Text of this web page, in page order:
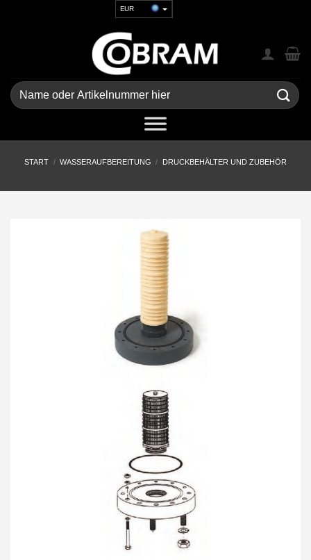
EUR
GBP
CHF
UAH
Suchen
nach:
START / WASSERAUFBEREITUNG / DRUCKBEHÄLTER UND ZUBEHÖR